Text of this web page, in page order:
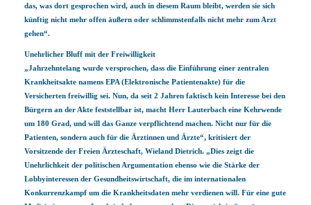
das, was dort gesprochen wird, auch in diesem Raum bleibt, werden sie sich
künftig nicht mehr offen äußern oder schlimmstenfalls nicht mehr zum Arzt
gehen“.
Unehrlicher Bluff mit der Freiwilligkeit
„Jahrzehntelang wurde versprochen, dass die Einführung einer zentralen
Krankheitsakte namens EPA (Elektronische Patientenakte) für die
Versicherten freiwillig sei. Nun, da seit 2 Jahren faktisch kein Interesse bei den
Bürgern an der Akte feststellbar ist, macht Herr Lauterbach eine Kehrwende
um 180 Grad, und will das Ganze verpflichtend machen. Nicht nur für die
Patienten, sondern auch für die Ärztinnen und Ärzte“, kritisiert der
Vorsitzende der Freien Ärzteschaft, Wieland Dietrich. „Dies zeigt die
Unehrlichkeit der politischen Argumentation ebenso wie die Stärke der
Lobbyinteressen der Gesundheitswirtschaft, die im internationalen
Konkurrenzkampf um die Krankheitsdaten mehr verdienen will. Für eine gute